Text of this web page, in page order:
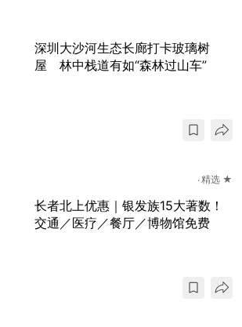
深圳大沙河生态长廊打卡玻璃树
屋 林中栈道有如“森林过山车”
精选 ★
长者北上优惠｜银发族15大著数！
交通／医疗／餐厅／博物馆免费